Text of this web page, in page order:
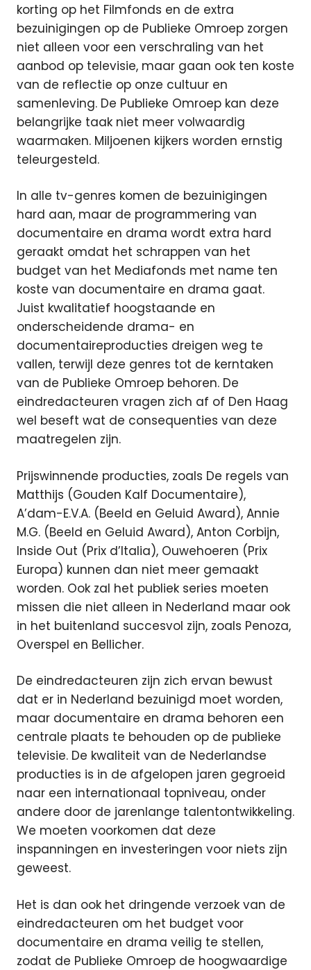
korting op het Filmfonds en de extra
bezuinigingen op de Publieke Omroep zorgen
niet alleen voor een verschraling van het
aanbod op televisie, maar gaan ook ten koste
van de reflectie op onze cultuur en
samenleving. De Publieke Omroep kan deze
belangrijke taak niet meer volwaardig
waarmaken. Miljoenen kijkers worden ernstig
teleurgesteld.
In alle tv-genres komen de bezuinigingen
hard aan, maar de programmering van
documentaire en drama wordt extra hard
geraakt omdat het schrappen van het
budget van het Mediafonds met name ten
koste van documentaire en drama gaat.
Juist kwalitatief hoogstaande en
onderscheidende drama- en
documentaireproducties dreigen weg te
vallen, terwijl deze genres tot de kerntaken
van de Publieke Omroep behoren. De
eindredacteuren vragen zich af of Den Haag
wel beseft wat de consequenties van deze
maatregelen zijn.
Prijswinnende producties, zoals De regels van
Matthijs (Gouden Kalf Documentaire),
A’dam-E.V.A. (Beeld en Geluid Award), Annie
M.G. (Beeld en Geluid Award), Anton Corbijn,
Inside Out (Prix d’Italia), Ouwehoeren (Prix
Europa) kunnen dan niet meer gemaakt
worden. Ook zal het publiek series moeten
missen die niet alleen in Nederland maar ook
in het buitenland succesvol zijn, zoals Penoza,
Overspel en Bellicher.
De eindredacteuren zijn zich ervan bewust
dat er in Nederland bezuinigd moet worden,
maar documentaire en drama behoren een
centrale plaats te behouden op de publieke
televisie. De kwaliteit van de Nederlandse
producties is in de afgelopen jaren gegroeid
naar een internationaal topniveau, onder
andere door de jarenlange talentontwikkeling.
We moeten voorkomen dat deze
inspanningen en investeringen voor niets zijn
geweest.
Het is dan ook het dringende verzoek van de
eindredacteuren om het budget voor
documentaire en drama veilig te stellen,
zodat de Publieke Omroep de hoogwaardige